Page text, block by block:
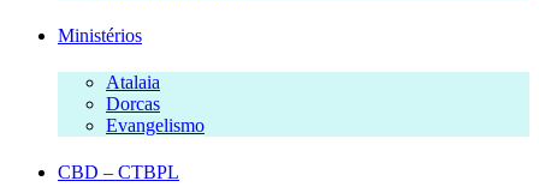
Ministérios
Atalaia
Dorcas
Evangelismo
CBD – CTBPL